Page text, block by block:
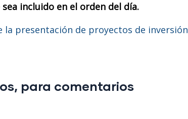
sea incluido en el orden del día.
la presentación de proyectos de
para comentarios